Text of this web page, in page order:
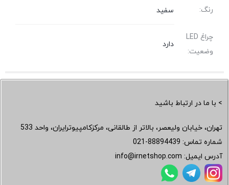
رنگ: سفید
چراغ LED
وضعیت:
دارد
> با ما در ارتباط باشید
تهران، خیابان ولیعصر، بالاتر از طالقانی، مرکزکامپیوترایران، واحد 533
شماره تماس: 021-88894439
آدرس ایمیل: info@irnetshop.com